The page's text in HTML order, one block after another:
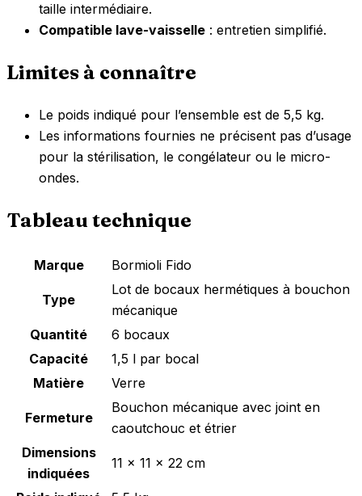
taille intermédiaire.
Compatible lave-vaisselle : entretien simplifié.
Limites à connaître
Le poids indiqué pour l’ensemble est de 5,5 kg.
Les informations fournies ne précisent pas d’usage
pour la stérilisation, le congélateur ou le micro-
ondes.
Tableau technique
Marque Bormioli Fido
Type
Lot de bocaux hermétiques à bouchon
mécanique
Quantité
6 bocaux
Capacité
1,5 l par bocal
Matière
Verre
Fermeture
Bouchon mécanique avec joint en
caoutchouc et étrier
Dimensions
indiquées
11 x 11 x 22 cm